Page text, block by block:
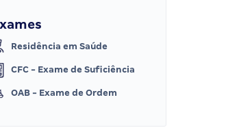
Residência em Saúde
CFC - Exame de Suficiência
OAB - Exame de Ordem